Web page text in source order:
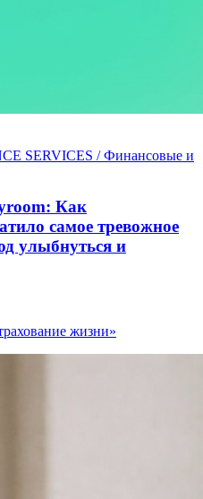
SERVICES / Финансовые и
Как
самое тревожное
улыбнуться и
жизни»